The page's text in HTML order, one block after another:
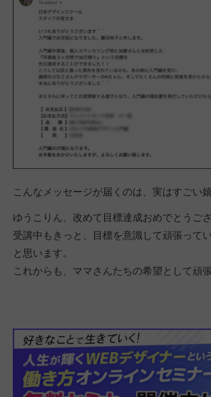
こんなメッセージが届くのは、実はすごい
ゆうこりん、改めて目標達成おめでとうござ
受講中もきっと、目標を意識して頑張って
と思います。
これからも、ママさんたちの希望として頑